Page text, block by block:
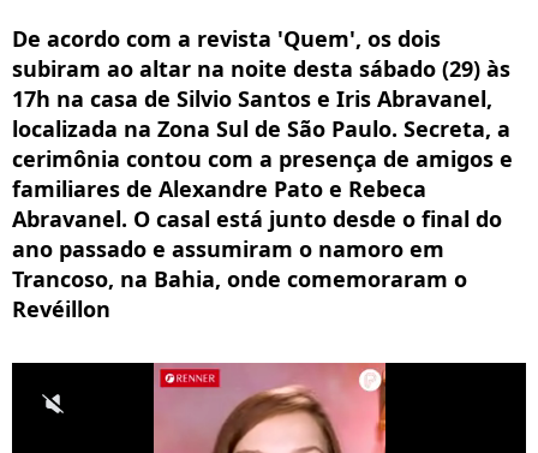
De acordo com a revista 'Quem', os dois
subiram ao altar na noite desta sábado (29) às
17h na casa de Silvio Santos e Iris Abravanel,
localizada na Zona Sul de São Paulo. Secreta, a
cerimônia contou com a presença de amigos e
familiares de Alexandre Pato e Rebeca
Abravanel. O casal está junto desde o final do
ano passado e assumiram o namoro em
Trancoso, na Bahia, onde comemoraram o
Revéillon